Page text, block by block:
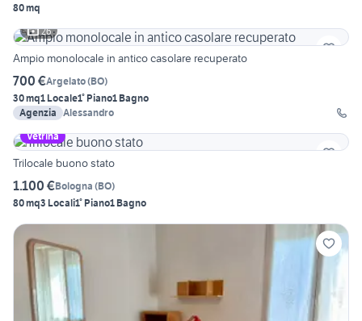
80 mq
26
Ampio monolocale in antico casolare recuperato
700 €Argelato(BO)
30 mq1 Locale1° Piano1 Bagno
Agenzia Alessandro
Vetrina
Trilocale buono stato
1.100 €Bologna (BO)
80 mq3 Locali1° Piano1 Bagno